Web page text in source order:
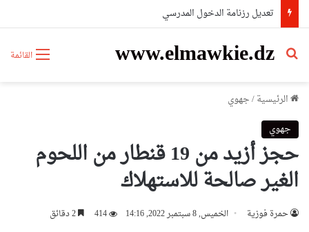
تعديل رزنامة الدخول المدرسي
القائمة www.elmawkie.dz
بحث عن
الرئيسية/جهوي
جهوي
حجز أزيد من 19 قنطار من اللحوم
الغير صالحة للاستهلاك
حمرة فوزية الخميس, 8 سبتمبر 2022, 14:16 414